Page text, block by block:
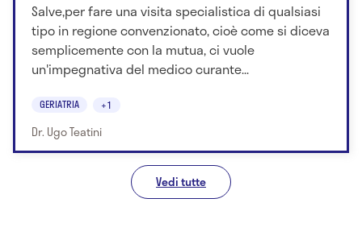
Salve,per fare una visita specialistica di qualsiasi
tipo in regione convenzionato, cioè come si diceva
semplicemente con la mutua, ci vuole
un'impegnativa del medico curante...
GERIATRIA +1
Dr. Ugo Teatini
Vedi tutte